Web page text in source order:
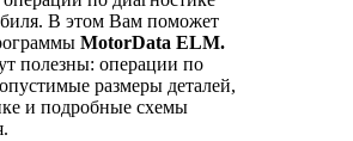
В этом Вам поможет
MotorData ELM.
полезны: операции по
размеры деталей,
и подробные схемы